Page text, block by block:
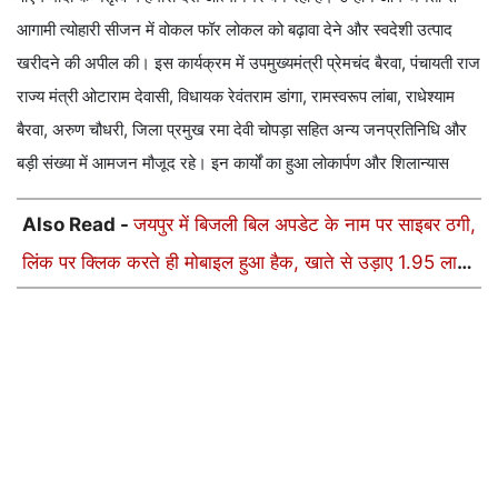
आगामी त्योहारी सीजन में वोकल फॉर लोकल को बढ़ावा देने और स्वदेशी उत्पाद
खरीदने की अपील की। ​​इस कार्यक्रम में उपमुख्यमंत्री प्रेमचंद बैरवा, पंचायती राज
राज्य मंत्री ओटाराम देवासी, विधायक रेवंतराम डांगा, रामस्वरूप लांबा, राधेश्याम
बैरवा, अरुण चौधरी, जिला प्रमुख रमा देवी चोपड़ा सहित अन्य जनप्रतिनिधि और
बड़ी संख्या में आमजन मौजूद रहे। इन कार्यों का हुआ लोकार्पण और शिलान्यास
Also Read -जयपुर में बिजली बिल अपडेट के नाम पर साइबर ठगी,
लिंक पर क्लिक करते ही मोबाइल हुआ हैक, खाते से उड़ाए 1.95 लाख